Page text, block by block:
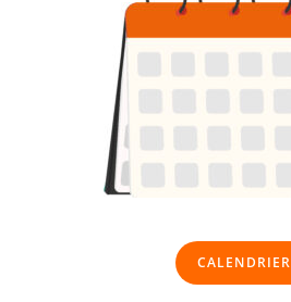
CALENDRIER